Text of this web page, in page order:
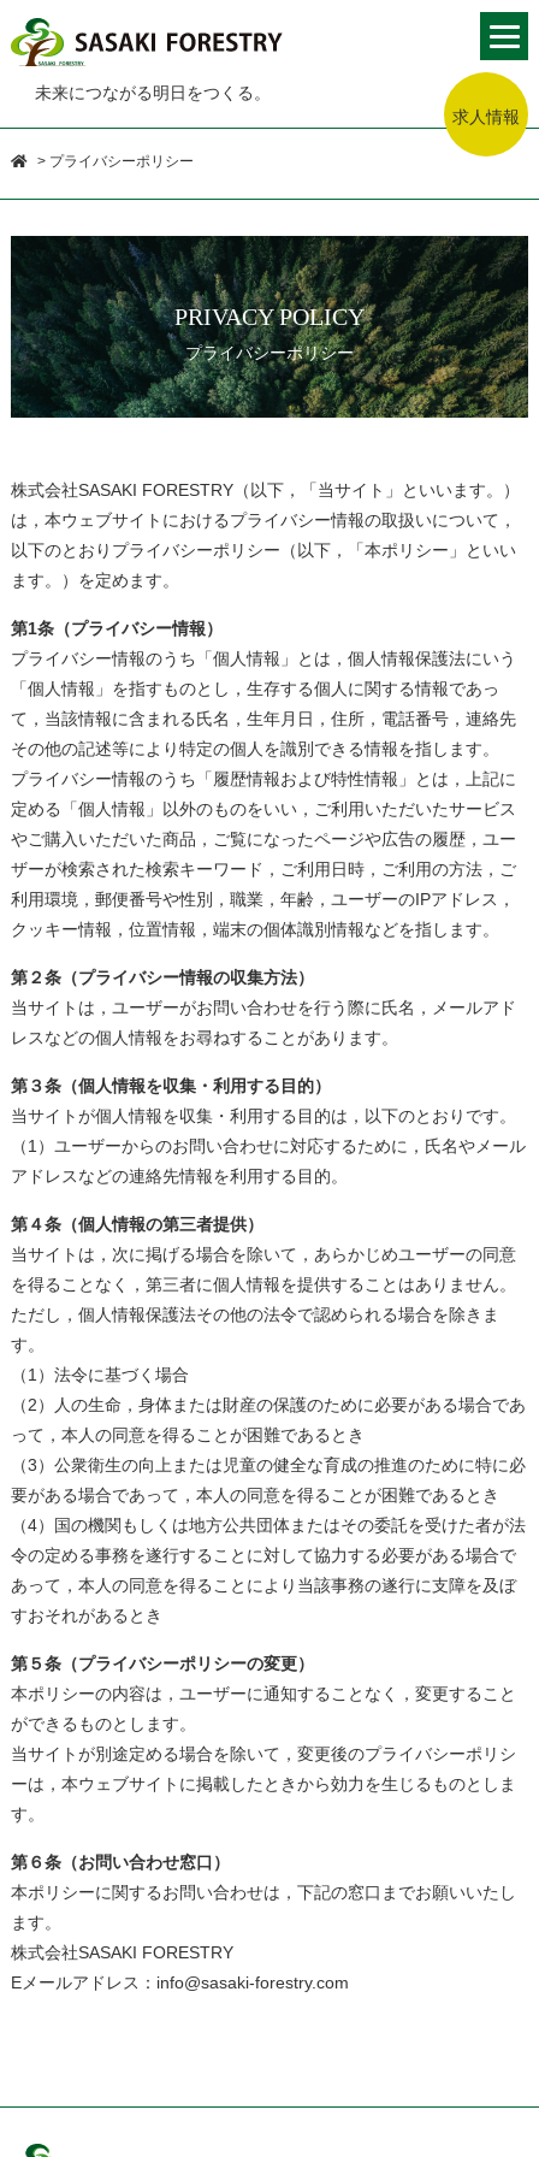
未来につながる明日をつくる。
求人情報
> プライバシーポリシー
PRIVACY POLICY
プライバシーポリシー
株式会社SASAKI FORESTRY（以下，「当サイト」といいます。）
は，本ウェブサイトにおけるプライバシー情報の取扱いについて，
以下のとおりプライバシーポリシー（以下，「本ポリシー」といい
ます。）を定めます。
第1条（プライバシー情報）
プライバシー情報のうち「個人情報」とは，個人情報保護法にいう
「個人情報」を指すものとし，生存する個人に関する情報であっ
て，当該情報に含まれる氏名，生年月日，住所，電話番号，連絡先
その他の記述等により特定の個人を識別できる情報を指します。
プライバシー情報のうち「履歴情報および特性情報」とは，上記に
定める「個人情報」以外のものをいい，ご利用いただいたサービス
やご購入いただいた商品，ご覧になったページや広告の履歴，ユー
ザーが検索された検索キーワード，ご利用日時，ご利用の方法，ご
利用環境，郵便番号や性別，職業，年齢，ユーザーのIPアドレス，
クッキー情報，位置情報，端末の個体識別情報などを指します。
第２条（プライバシー情報の収集方法）
当サイトは，ユーザーがお問い合わせを行う際に氏名，メールアド
レスなどの個人情報をお尋ねすることがあります。
第３条（個人情報を収集・利用する目的）
当サイトが個人情報を収集・利用する目的は，以下のとおりです。
（1）ユーザーからのお問い合わせに対応するために，氏名やメール
アドレスなどの連絡先情報を利用する目的。
第４条（個人情報の第三者提供）
当サイトは，次に掲げる場合を除いて，あらかじめユーザーの同意
を得ることなく，第三者に個人情報を提供することはありません。
ただし，個人情報保護法その他の法令で認められる場合を除きま
す。
（1）法令に基づく場合
（2）人の生命，身体または財産の保護のために必要がある場合であ
って，本人の同意を得ることが困難であるとき
（3）公衆衛生の向上または児童の健全な育成の推進のために特に必
要がある場合であって，本人の同意を得ることが困難であるとき
（4）国の機関もしくは地方公共団体またはその委託を受けた者が法
令の定める事務を遂行することに対して協力する必要がある場合で
あって，本人の同意を得ることにより当該事務の遂行に支障を及ぼ
すおそれがあるとき
第５条（プライバシーポリシーの変更）
本ポリシーの内容は，ユーザーに通知することなく，変更すること
ができるものとします。
当サイトが別途定める場合を除いて，変更後のプライバシーポリシ
ーは，本ウェブサイトに掲載したときから効力を生じるものとしま
す。
第６条（お問い合わせ窓口）
本ポリシーに関するお問い合わせは，下記の窓口までお願いいたし
ます。
株式会社SASAKI FORESTRY
Eメールアドレス： info@sasaki-forestry.com